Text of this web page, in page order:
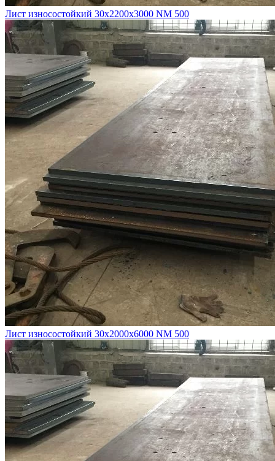
Лист износостойкий 30х2200х3000 NM 500
Лист износостойкий 30х2000х6000 NM 500